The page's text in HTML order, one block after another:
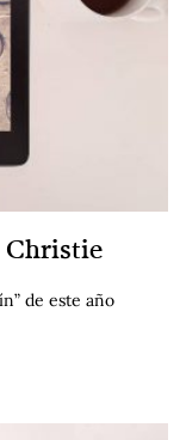
Christie
de este año